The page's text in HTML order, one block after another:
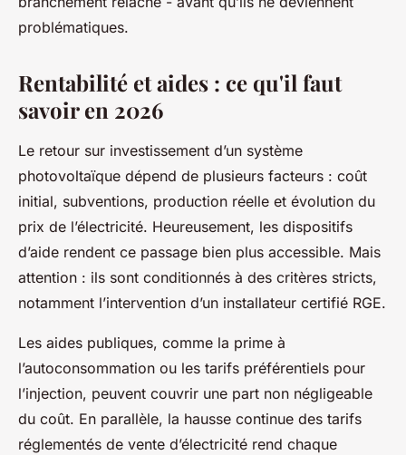
problématiques.
Rentabilité et aides : ce qu'il faut
savoir en 2026
Le retour sur investissement d’un système
photovoltaïque dépend de plusieurs facteurs : coût
initial, subventions, production réelle et évolution du
prix de l’électricité. Heureusement, les dispositifs
d’aide rendent ce passage bien plus accessible. Mais
attention : ils sont conditionnés à des critères stricts,
notamment l’intervention d’un installateur certifié RGE.
Les aides publiques, comme la prime à
l’autoconsommation ou les tarifs préférentiels pour
l’injection, peuvent couvrir une part non négligeable
du coût. En parallèle, la hausse continue des tarifs
réglementés de vente d’électricité rend chaque